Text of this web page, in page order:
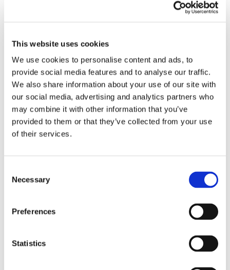
This website uses cookies
We use cookies to personalise content and ads, to
provide social media features and to analyse our traffic.
We also share information about your use of our site with
our social media, advertising and analytics partners who
may combine it with other information that you’ve
provided to them or that they’ve collected from your use
of their services.
Selection
Necessary
Preferences
Statistics
Assicurazioni, la
legittimità della
"claims made"
Con sentenza n. 9140/2016 la Cassazione si è
soffermata sulla legittimità di una clausola
apposta ai contratti di assicurazione della
29 Maggio 2016 Gavril Zaccaria